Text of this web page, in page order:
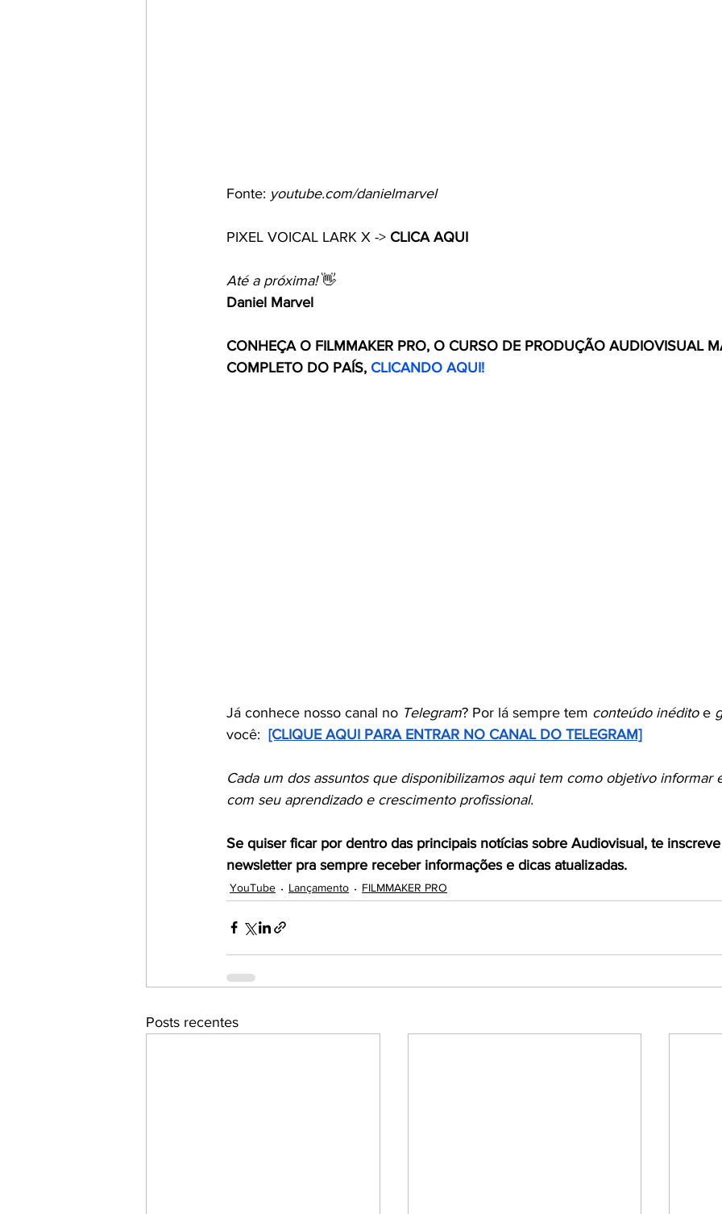
Fonte: youtube.com/danielmarvel
PIXEL VOICAL LARK X -> CLICA AQUI
Até a próxima! 👋
Daniel Marvel
CONHEÇA O FILMMAKER PRO, O CURSO DE PRODUÇÃO AUDIOVISUAL
COMPLETO DO PAÍS, CLICANDO AQUI!
Já conhece nosso canal no Telegram? Por lá sempre tem conteúdo inédito e
você: [CLIQUE AQUI PARA ENTRAR NO CANAL DO TELEGRAM]
Cada um dos assuntos que disponibilizamos aqui tem como objetivo informar
com seu aprendizado e crescimento profissional.
Se quiser ficar por dentro das principais notícias sobre Audiovisual, te
newsletter pra sempre receber informações e dicas atualizadas.
YouTube Lançamento FILMMAKER PRO
Posts recentes